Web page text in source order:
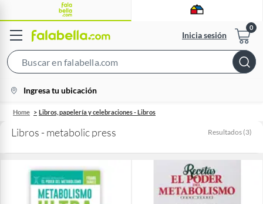
Inicia sesión
Bar
location-
icon
Ingresa tu ubicación
Home Libros, papelería y celebraciones - Libros
Libros - metabolic press Resultados (3)